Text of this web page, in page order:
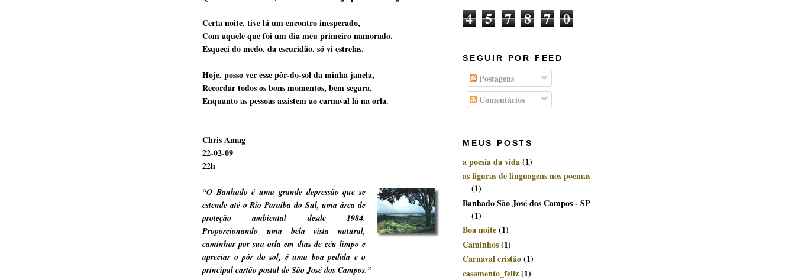
Certa noite, tive lá um encontro inesperado,
Com aquele que foi um dia meu primeiro namorado.
Esqueci do medo, da escuridão, só vi estrelas.
Hoje, posso ver esse pôr-do-sol da minha janela,
Recordar todos os bons momentos, bem segura,
Enquanto as pessoas assistem ao carnaval lá na orla.
Chris Amag
22-02-09
22h
“O Banhado é uma grande depressão que se
estende até o Rio Paraíba do Sul, uma área de
proteção ambiental desde 1984.
Proporcionando uma bela vista natural,
caminhar por sua orla em dias de céu limpo e
apreciar o pôr do sol, é uma boa pedida e o
principal cartão postal de São José dos Campos.”
4 5 7 8 7 0
SEGUIR POR FEED
Postagens
Comentários
MEUS POSTS
a poesia da vida(1)
as figuras de linguagens nos poemas
(1)
Banhado São José dos Campos - SP
(1)
Boa noite(1)
Caminhos(1)
Carnaval cristão(1)
casamento_feliz(1)